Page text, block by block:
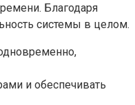
Благодаря
системы в целом.
и обеспечивать